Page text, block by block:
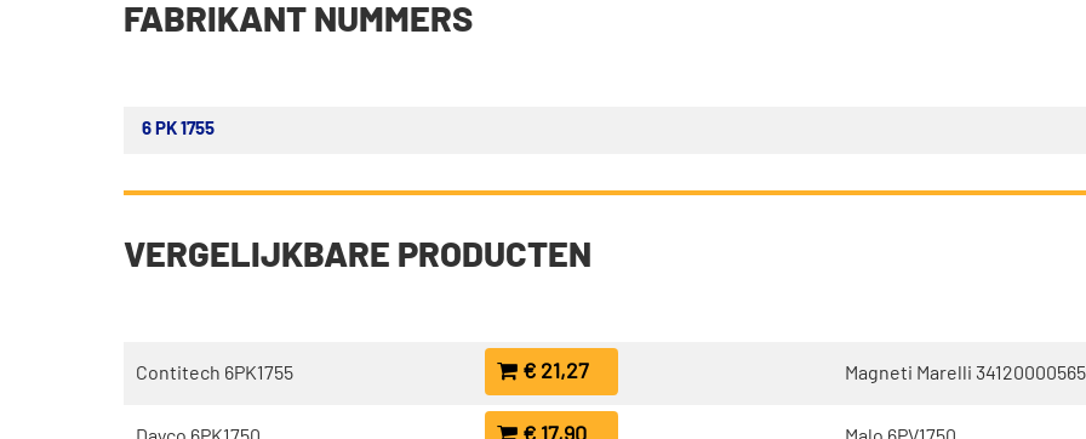
FABRIKANT NUMMERS
6 PK 1755
VERGELIJKBARE PRODUCTEN
Contitech 6PK1755 € 21,27 Magneti Marelli